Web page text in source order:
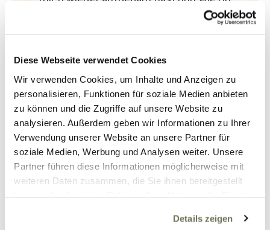
Diese Webseite verwendet Cookies
Wir verwenden Cookies, um Inhalte und Anzeigen zu
personalisieren, Funktionen für soziale Medien anbieten
zu können und die Zugriffe auf unsere Website zu
analysieren. Außerdem geben wir Informationen zu Ihrer
Verwendung unserer Website an unsere Partner für
soziale Medien, Werbung und Analysen weiter. Unsere
Partner führen diese Informationen möglicherweise mit
weiteren Daten zusammen, die Sie ihnen bereitgestellt
Cookies, wenn Sie unsere Webseite weiterhin nutzen.
Details zeigen
mir nach den OPs ( Liposuktionen)
Das du immer gleich gewusst hast,was
mir fehlt und mir helfen konntest.Danke
auch für Deine Kompressionstherapie (
Kompressionverbände) ,die geholfen
haben und für all Deine Hilfe.Danke fürs
wohlfühlen und Vertrauen bei Euch.Ganz
toll sind auch immer die Gespräche.Bleibt
eine so tolle Praxis. Verliere bitte nie
Deine humorvolle,lockere Art und die